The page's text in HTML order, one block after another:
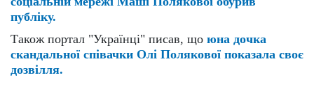
публіку.
Також портал "Українці" писав, що юна дочка
скандальної співачки Олі Полякової показала своє
дозвілля.